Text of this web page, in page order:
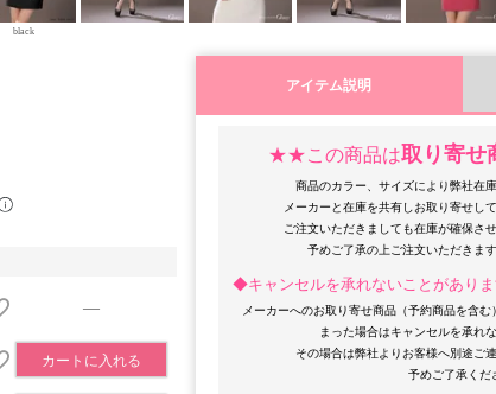
black
—
カートに入れる
アイテム説明
★★この商品は取り寄せ
商品のカラー、サイズにより弊社在
メーカーと在庫を共有しお取り寄せし
ご注文いただきましても在庫が確保さ
◆キャンセルを承れないことがありま
メーカーへのお取り寄せ商品（予約商品を含
まった場合はキャンセルを承れ
その場合は弊社よりお客様へ別途ご